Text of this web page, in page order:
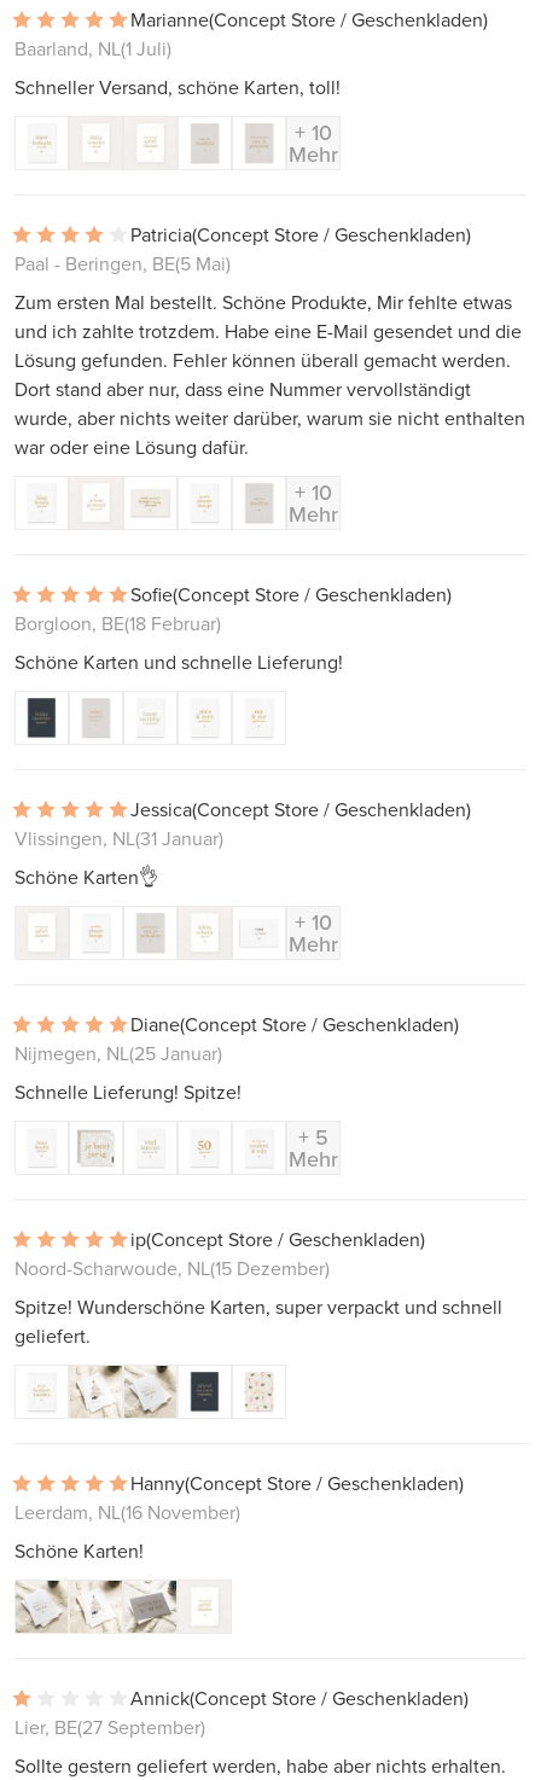
Marianne(Concept Store / Geschenkladen)
Baarland, NL(1 Juli)
Schneller Versand, schöne Karten, toll!
+ 10
Mehr
Patricia(Concept Store / Geschenkladen)
Paal - Beringen, BE(5 Mai)
Zum ersten Mal bestellt. Schöne Produkte, Mir fehlte etwas
und ich zahlte trotzdem. Habe eine E-Mail gesendet und die
Lösung gefunden. Fehler können überall gemacht werden.
Dort stand aber nur, dass eine Nummer vervollständigt
wurde, aber nichts weiter darüber, warum sie nicht enthalten
war oder eine Lösung dafür.
+ 10
Mehr
Sofie(Concept Store / Geschenkladen)
Borgloon, BE(18 Februar)
Schöne Karten und schnelle Lieferung!
Jessica(Concept Store / Geschenkladen)
Vlissingen, NL(31 Januar)
Schöne Karten👌
+ 10
Mehr
Diane(Concept Store / Geschenkladen)
Nijmegen, NL(25 Januar)
Schnelle Lieferung! Spitze!
+ 5
Mehr
ip(Concept Store / Geschenkladen)
Noord-Scharwoude, NL(15 Dezember)
Spitze! Wunderschöne Karten, super verpackt und schnell
geliefert.
Hanny(Concept Store / Geschenkladen)
Leerdam, NL(16 November)
Schöne Karten!
Annick(Concept Store / Geschenkladen)
Lier, BE(27 September)
Sollte gestern geliefert werden, habe aber nichts erhalten.